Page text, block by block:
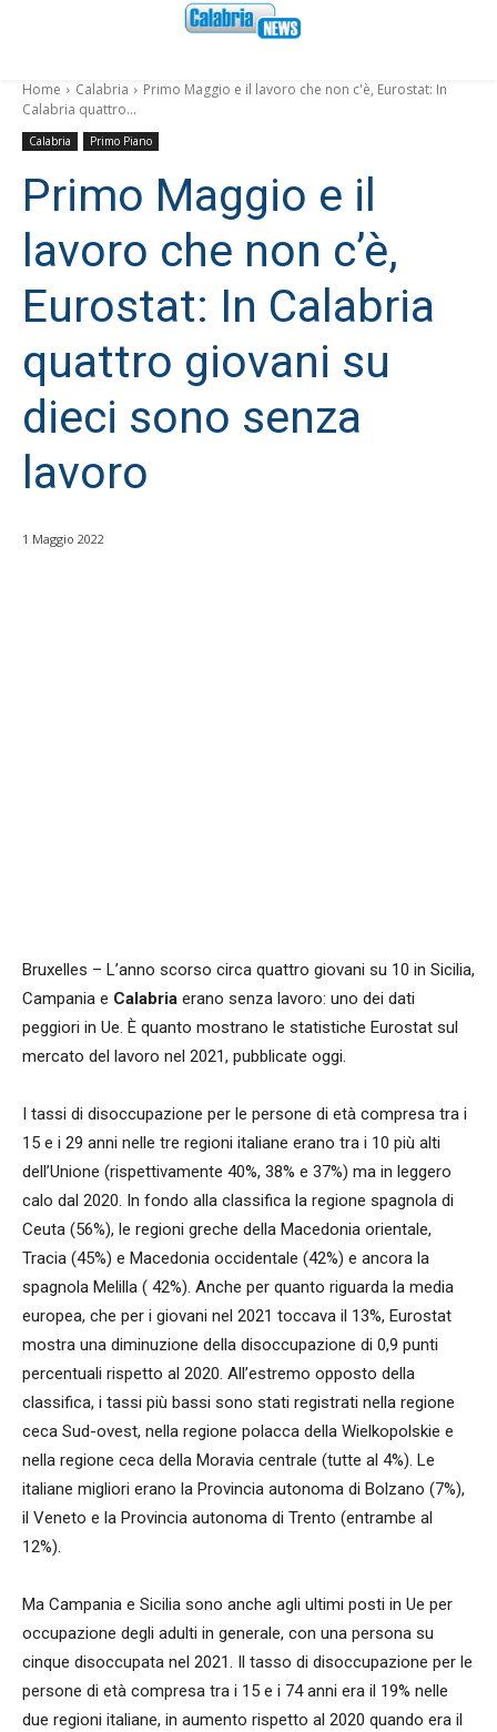
Home Calabria
Primo Maggio e il lavoro che non c'è, Eurostat: In
Calabria quattro...
Calabria Primo Piano
Primo Maggio e il
lavoro che non c’è,
Eurostat: In Calabria
quattro giovani su
dieci sono senza
lavoro
1 Maggio 2022
Bruxelles – L’anno scorso circa quattro giovani su 10 in Sicilia,
Campania e Calabria erano senza lavoro: uno dei dati
peggiori in Ue. È quanto mostrano le statistiche Eurostat sul
mercato del lavoro nel 2021, pubblicate oggi.
I tassi di disoccupazione per le persone di età compresa tra i
15 e i 29 anni nelle tre regioni italiane erano tra i 10 più alti
dell’Unione (rispettivamente 40%, 38% e 37%) ma in leggero
calo dal 2020. In fondo alla classifica la regione spagnola di
Ceuta (56%), le regioni greche della Macedonia orientale,
Tracia (45%) e Macedonia occidentale (42%) e ancora la
spagnola Melilla ( 42%). Anche per quanto riguarda la media
europea, che per i giovani nel 2021 toccava il 13%, Eurostat
mostra una diminuzione della disoccupazione di 0,9 punti
percentuali rispetto al 2020. All’estremo opposto della
classifica, i tassi più bassi sono stati registrati nella regione
ceca Sud-ovest, nella regione polacca della Wielkopolskie e
nella regione ceca della Moravia centrale (tutte al 4%). Le
italiane migliori erano la Provincia autonoma di Bolzano (7%),
il Veneto e la Provincia autonoma di Trento (entrambe al
12%).
Ma Campania e Sicilia sono anche agli ultimi posti in Ue per
occupazione degli adulti in generale, con una persona su
cinque disoccupata nel 2021. Il tasso di disoccupazione per le
persone di età compresa tra i 15 e i 74 anni era il 19% nelle
due regioni italiane, in aumento rispetto al 2020 quando era il